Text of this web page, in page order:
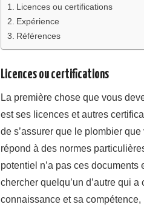
Licences ou certifications
Expérience
Références
Licences ou certifications
La première chose que vous
est ses licences et autres
de s’assurer que le plombier
répond à des normes
potentiel n’a pas ces
chercher quelqu’un d’autre qui
connaissance et sa